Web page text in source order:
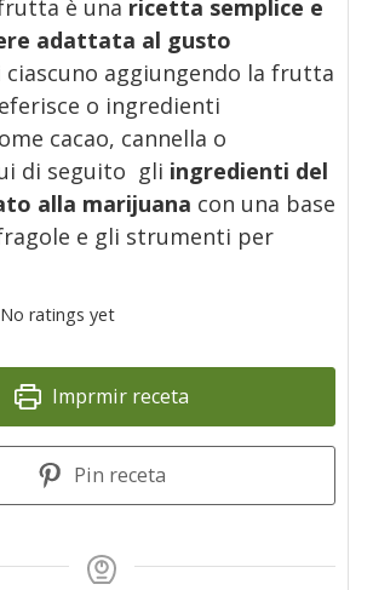
è una ricetta semplice e
adattata al gusto
ciascuno aggiungendo la frutta
o ingredienti
cacao, cannella o
di seguito gli ingredienti del
alla marijuana con una base
e gli strumenti per
No ratings yet
Imprmir receta
Pin receta